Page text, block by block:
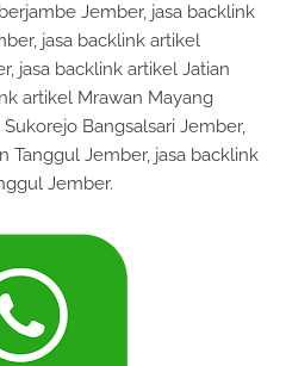
Jember, jasa backlink
jasa backlink artikel
jasa backlink artikel Jatian
artikel Mrawan Mayang
Bangsalsari Jember,
Tanggul Jember, jasa backlink
Jember.